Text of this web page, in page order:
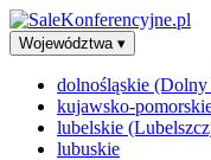
Województwa ▾
dolnośląskie (Dolny
kujawsko-
lubelskie
lubuskie